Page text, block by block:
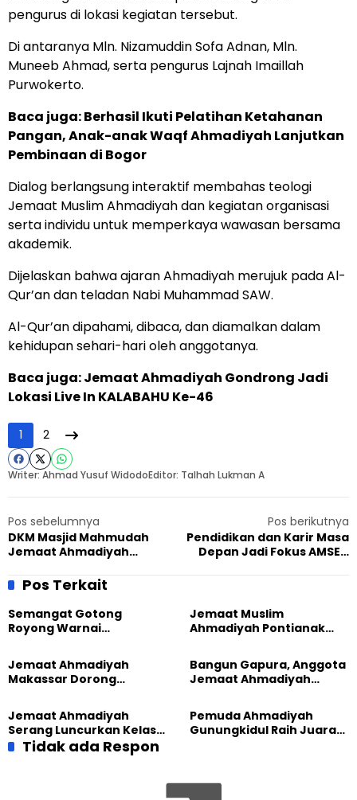
pengurus di lokasi kegiatan tersebut.
Di antaranya Mln. Nizamuddin Sofa Adnan, Mln.
Muneeb Ahmad, serta pengurus Lajnah Imaillah
Purwokerto.
Baca juga:Berhasil Ikuti Pelatihan Ketahanan
Pangan, Anak-anak Waqf Ahmadiyah Lanjutkan
Pembinaan di Bogor
Dialog berlangsung interaktif membahas teologi
Jemaat Muslim Ahmadiyah dan kegiatan organisasi
serta individu untuk memperkaya wawasan bersama
akademik.
Dijelaskan bahwa ajaran Ahmadiyah merujuk pada Al-
Qur’an dan teladan Nabi Muhammad SAW.
Al-Qur’an dipahami, dibaca, dan diamalkan dalam
kehidupan sehari-hari oleh anggotanya.
Baca juga:Jemaat Ahmadiyah Gondrong Jadi
Lokasi Live In KALABAHU Ke-46
1 2
Writer: Ahmad Yusuf WidodoEditor: Talhah Lukman A
Pos sebelumnya
DKM Masjid Mahmudah
Jemaat Ahmadiyah
Silaturahmi Akbar, Perkuat
Sinergi
Pos berikutnya
Pendidikan dan Karir Masa
Depan Jadi Fokus AMSEC
Ahmadiyah
Pos Terkait
Semangat Gotong
Royong Warnai
Masjid di Jemaat
Ahmadiyah Sukapura
Jemaat Muslim
Ahmadiyah Pontianak
Jemaat Ahmadiyah
Makassar Dorong
Lewat Edukasi Ekoteologi
Bangun Gapura, Anggota
Jemaat Ahmadiyah
Sambut HUT RI ke-81
Jemaat Ahmadiyah
Serang Luncurkan Kelas
Tatar, Fokus Cetak
Pemuda Ahmadiyah
Gunungkidul Raih Juara
Tidak ada Respon